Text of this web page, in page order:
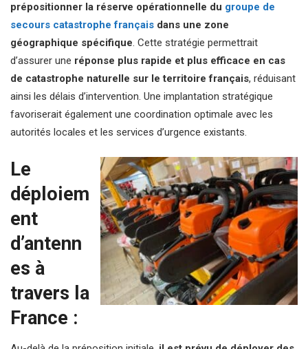
prépositionner la réserve opérationnelle du groupe de
secours catastrophe français dans une zone
géographique spécifique. Cette stratégie permettrait
d’assurer une réponse plus rapide et plus efficace en cas
de catastrophe naturelle sur le territoire français, réduisant
ainsi les délais d’intervention. Une implantation stratégique
favoriserait également une coordination optimale avec les
autorités locales et les services d’urgence existants.
Le
déploiem
ent
d’antenn
es à
travers la
France :